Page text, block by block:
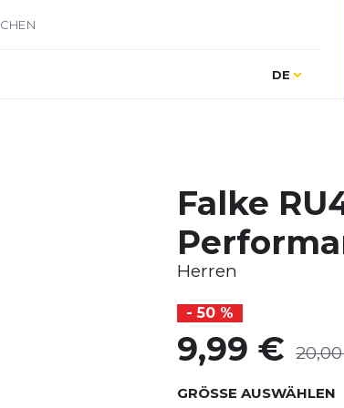
Sprache
DE
Falke
Herren
- 50 %
9,99 €
GRÖSSE AUSWÄHLEN